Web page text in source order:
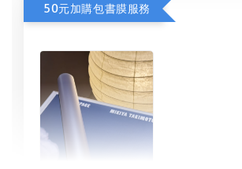
50元加購包書膜服務